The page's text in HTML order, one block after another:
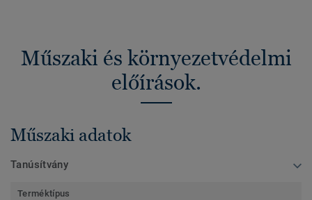
Műszaki és környezetvédelmi
előírások.
Műszaki adatok
Tanúsítvány
Terméktípus